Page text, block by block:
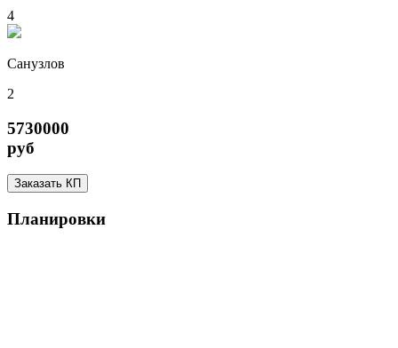
4
Санузлов
2
5730000
руб
Заказать КП
Планировки